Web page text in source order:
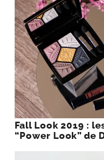
Fall Look 2019 :
“Power Look” de